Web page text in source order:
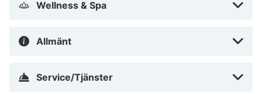
Privathotel Lindtner Hamburg är perfekt för en
semester. Njut av lyxiga rum, utmärkt service och en
Wellness & Spa
Allmänt
Service/Tjänster